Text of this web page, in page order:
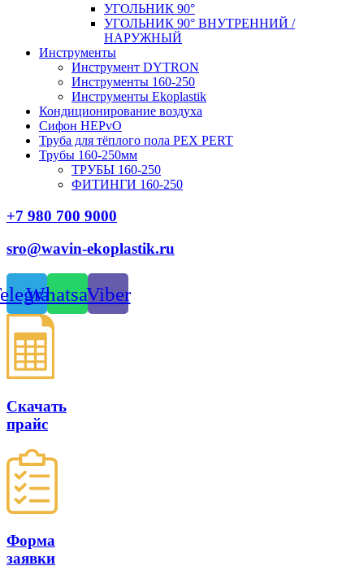
УГОЛЬНИК 90°
УГОЛЬНИК 90° ВНУТРЕННИЙ /
НАРУЖНЫЙ
Инструменты
Инструмент DYTRON
Инструменты 160-250
Инструменты Ekoplastik
Кондиционирование воздуха
Сифон HEPvO
Труба для тёплого пола PEX PERT
Трубы 160-250мм
ТРУБЫ 160-250
ФИТИНГИ 160-250
+7 980 700 9000
sro@wavin-ekoplastik.ru
WhatsappViber
Скачать
прайс
Форма
заявки